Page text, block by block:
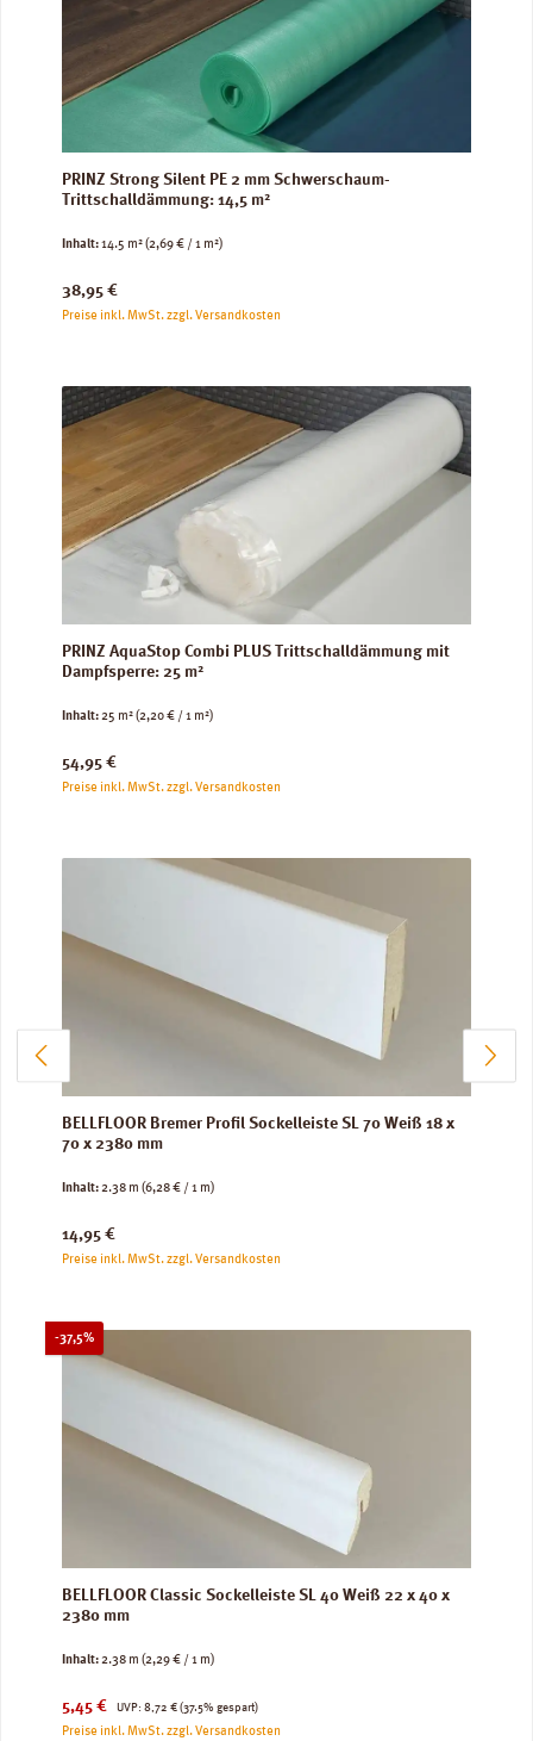
PRINZ Strong Silent PE 2 mm Schwerschaum-
Trittschalldämmung: 14,5 m²
Inhalt:14.5 m²(2,69 € / 1 m²)
Regulärer Preis:
38,95 €
Preise inkl. MwSt. zzgl. Versandkosten
PRINZ AquaStop Combi PLUS Trittschalldämmung mit
Dampfsperre: 25 m²
Inhalt:25 m²(2,20 € / 1 m²)
Regulärer Preis:
54,95 €
Preise inkl. MwSt. zzgl. Versandkosten
BELLFLOOR Bremer Profil Sockelleiste SL 70 Weiß 18 x
70 x 2380 mm
Inhalt:2.38 m (6,28 € / 1 m)
Regulärer Preis:
14,95 €
Preise inkl. MwSt. zzgl. Versandkosten
-37,5%Rabatt
BELLFLOOR Classic Sockelleiste SL 40 Weiß 22 x 40 x
2380 mm
Inhalt:2.38 m (2,29 € / 1 m)
Verkaufspreis:
5,45 € UVP:
Regulärer Preis:
8,72 € (37.5% gespart)
Preise inkl. MwSt. zzgl. Versandkosten